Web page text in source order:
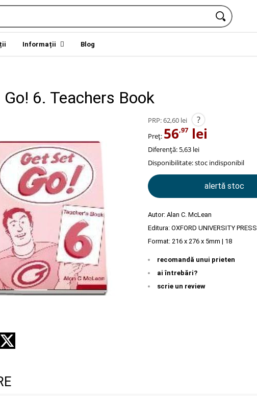
Informații Blog
Go! 6. Teachers Book
PRP:62,60 lei ?
Preț: 56,97 lei
Diferență: 5,63 lei
Disponibilitate:stoc indisponibil
alertă stoc
Autor: Alan C. McLean
Editura: OXFORD UNIVERSITY PRESS
Format: 216 x 276 x 5mm | 18
recomandă unui prieten
ai întrebări?
scrie un review